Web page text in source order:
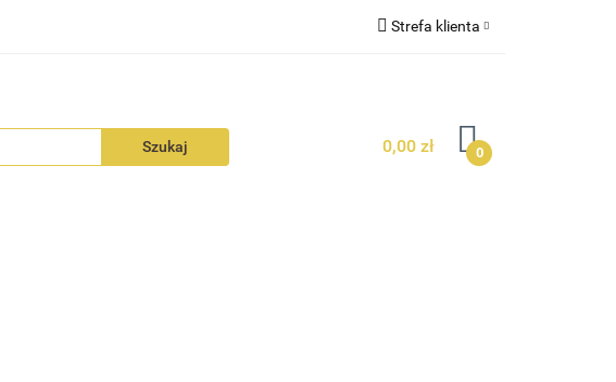
Strefa klienta
Dodaj zgłoszenie
0,00 zł 0